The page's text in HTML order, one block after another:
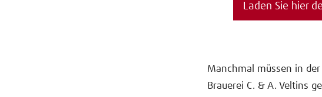
Laden Sie hier
Manchmal müssen in
Brauerei C. & A. Veltins